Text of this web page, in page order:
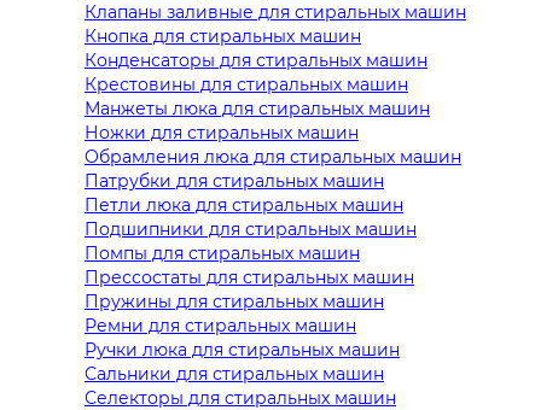
Клапаны заливные для стиральных машин
Кнопка для стиральных машин
Конденсаторы для стиральных машин
Крестовины для стиральных машин
Манжеты люка для стиральных машин
Ножки для стиральных машин
Обрамления люка для стиральных машин
Патрубки для стиральных машин
Петли люка для стиральных машин
Подшипники для стиральных машин
Помпы для стиральных машин
Прессостаты для стиральных машин
Пружины для стиральных машин
Ремни для стиральных машин
Ручки люка для стиральных машин
Сальники для стиральных машин
Селекторы для стиральных машин